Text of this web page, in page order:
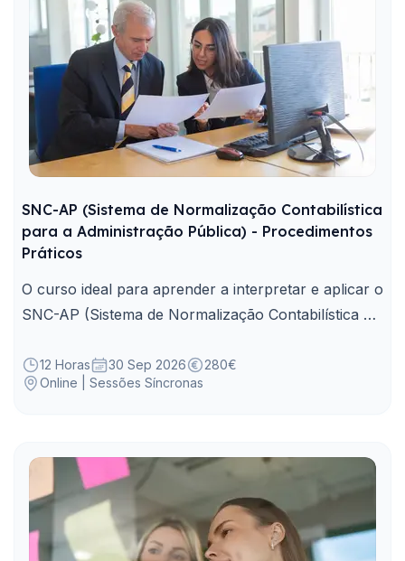
SNC-AP (Sistema de Normalização Contabilística
para a Administração Pública) - Procedimentos
Práticos
O curso ideal para aprender a interpretar e aplicar o
SNC-AP (Sistema de Normalização Contabilística da
normativos legais.
12 Horas 30 Sep 2026
280€
Online | Sessões Síncronas